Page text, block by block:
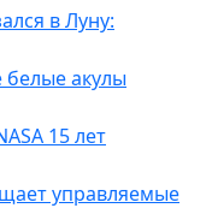
в Луну:
белые акулы
15 лет
управляемые